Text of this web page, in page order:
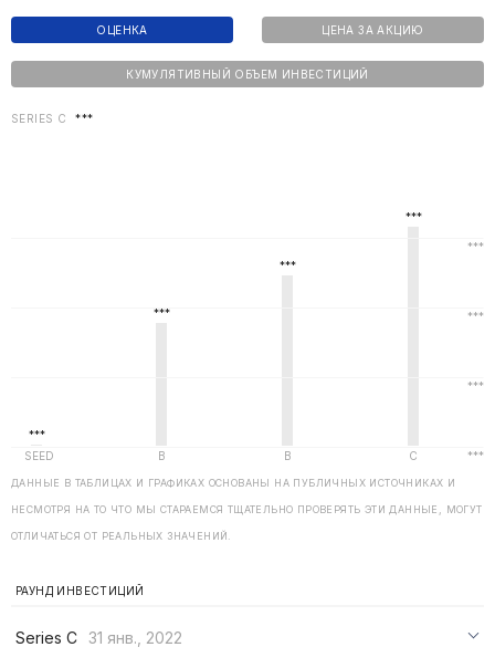
ОЦЕНКА ЦЕНА ЗА АКЦИЮ
КУМУЛЯТИВНЫЙ ОБЪЕМ ИНВЕСТИЦИЙ
SERIES C ***
ДАННЫЕ В ТАБЛИЦАХ И ГРАФИКАХ ОСНОВАНЫ НА ПУБЛИЧНЫХ ИСТОЧНИКАХ И
НЕСМОТРЯ НА ТО ЧТО МЫ СТАРАЕМСЯ ТЩАТЕЛЬНО ПРОВЕРЯТЬ ЭТИ ДАННЫЕ, МОГУТ
ОТЛИЧАТЬСЯ ОТ РЕАЛЬНЫХ ЗНАЧЕНИЙ.
РАУНД ИНВЕСТИЦИЙ
Series C 31 янв., 2022